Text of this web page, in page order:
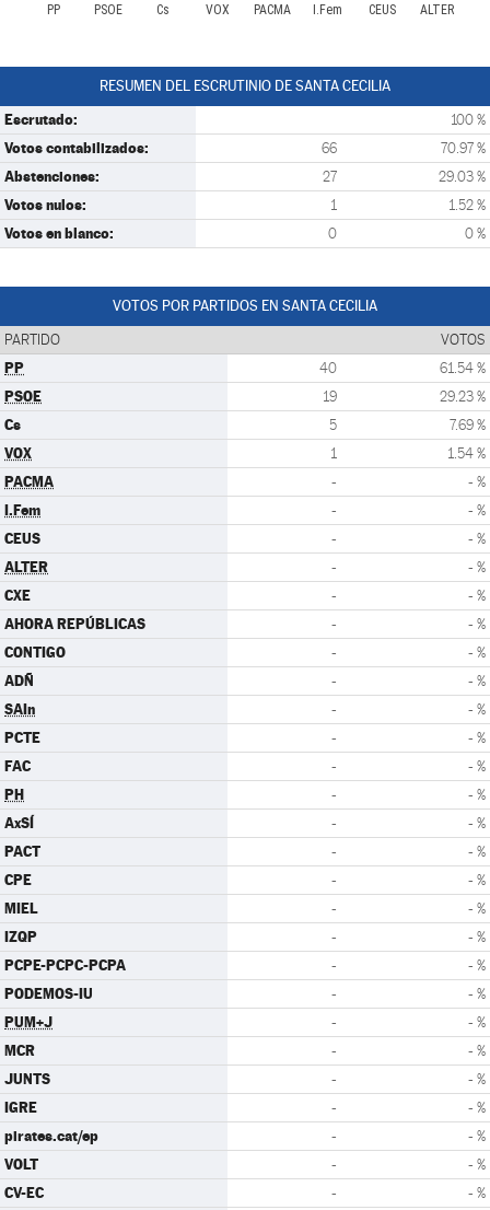
PP PSOE Cs VOX PACMA I.Fem CEUS ALTER
RESUMEN DEL ESCRUTINIO DE SANTA CECILIA
Escrutado: 100 %
Votos contabilizados: 66 70.97 %
Abstenciones: 27 29.03 %
Votos nulos: 1 1.52 %
Votos en blanco: 0 0 %
VOTOS POR PARTIDOS EN SANTA CECILIA
PARTIDO VOTOS
PP 40 61.54 %
PSOE 19 29.23 %
Cs 5 7.69 %
VOX 1 1.54 %
PACMA - - %
I.Fem - - %
CEUS - - %
ALTER - - %
CXE - - %
AHORA REPÚBLICAS - - %
CONTIGO - - %
ADÑ - - %
SAIn - - %
PCTE - - %
FAC - - %
PH - - %
AxSÍ - - %
PACT - - %
CPE - - %
MIEL - - %
IZQP - - %
PCPE-PCPC-PCPA - - %
PODEMOS-IU - - %
PUM+J - - %
MCR - - %
JUNTS - - %
IGRE - - %
pirates.cat/ep - - %
VOLT - - %
CV-EC - - %